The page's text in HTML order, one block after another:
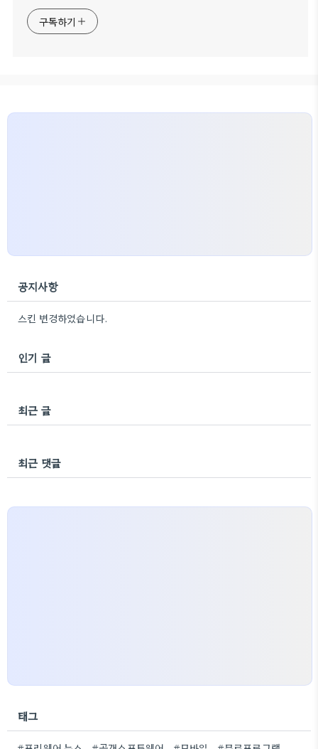
구독하기
공지사항
스킨 변경하였습니다.
인기 글
최근 글
최근 댓글
태그